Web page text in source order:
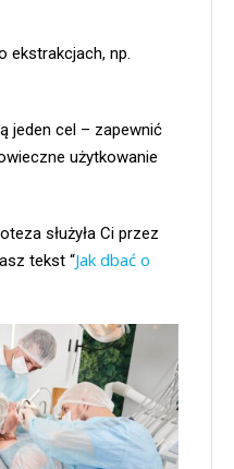
ekstrakcjach, np.
jeden cel – zapewnić
użytkowanie
służyła Ci przez
tekst “Jak dbać o